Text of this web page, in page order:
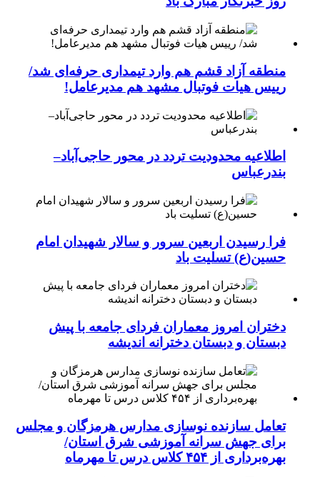
منطقه آزاد قشم هم وارد تیمداری حرفه‌ای شد/
رییس هیات فوتبال مشهد هم مدیرعامل!
اطلاعیه محدودیت تردد در محور حاجی‌آباد–
بندرعباس
فرا رسیدن اربعین سرور و سالار شهیدان امام
حسین(ع) تسلیت باد
دختران امروز معماران فردای جامعه با پیش
دبستان و دبستان دخترانه اندیشه
تعامل سازنده نوسازی مدارس هرمزگان و مجلس
برای جهش سرانه آموزشی شرق استان/
بهره‌برداری از ۴۵۴ کلاس درس تا مهرماه